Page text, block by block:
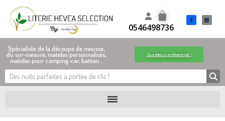
0546498736
Spécialiste de la découpe de mousse,
du sur-mesure, matelas personnalisés,
matelas pour camping-car, bateau…
Vous êtes un professionnel !